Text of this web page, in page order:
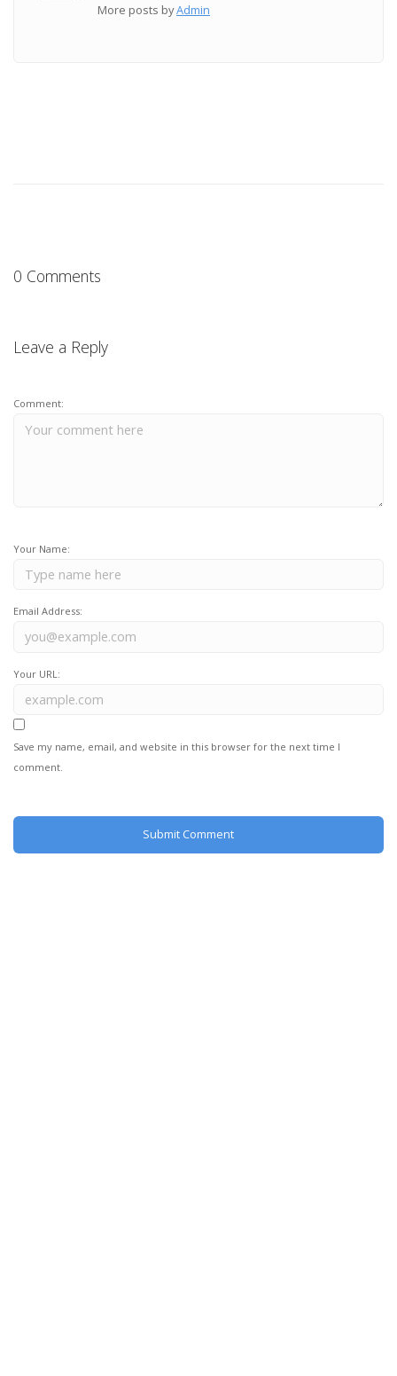
More posts byAdmin
0 Comments
Leave a Reply
Comment:
Your Name:
Email Address:
Your URL:
Save my name, email, and website in this browser for the next time I
comment.